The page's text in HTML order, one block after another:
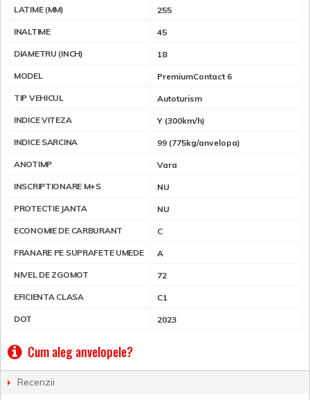
LATIME (MM) 255
INALTIME 45
DIAMETRU (INCH) 18
MODEL PremiumContact 6
TIP VEHICUL Autoturism
INDICE VITEZA Y (300km/h)
INDICE SARCINA 99 (775kg/anvelopa)
ANOTIMP Vara
INSCRIPTIONARE M+S NU
PROTECTIE JANTA NU
ECONOMIE DE CARBURANT C
FRANARE PE SUPRAFETE UMEDE A
NIVEL DE ZGOMOT 72
EFICIENTA CLASA C1
DOT 2023
Cum aleg anvelopele?
Recenzii